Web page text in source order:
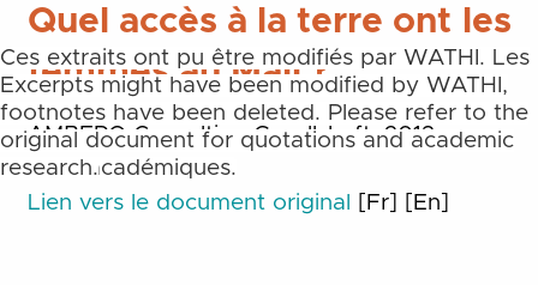
Quel accès à la terre ont les
femmes au Mali ?
AMBERO Consulting Gesellshaft, 2013
Lien vers le document original [Fr] [En]
Ces extraits ont pu être modifiés par WATHI. Les
notes de bas et de fin de page ne sont pas
reprises. Merci de toujours vous référer aux
documents originaux pour des citations et des
travaux académiques.
Excerpts might have been modified by WATHI,
footnotes have been deleted. Please refer to the
original document for quotations and academic
research.